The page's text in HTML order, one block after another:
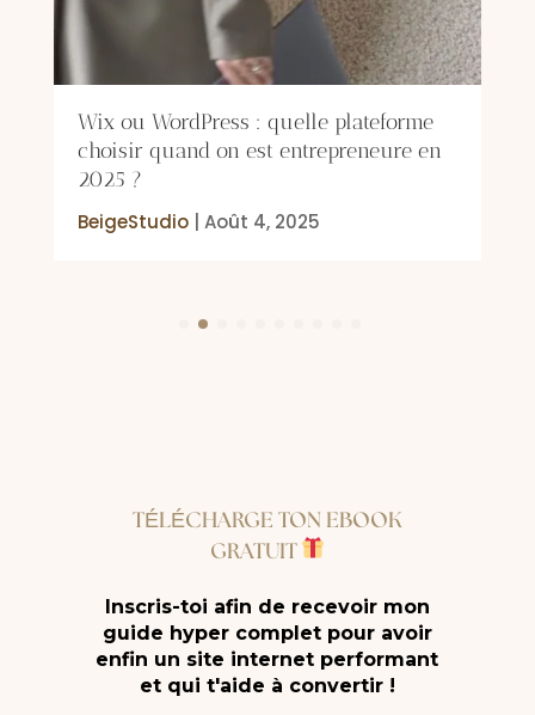
Wix ou WordPress : quelle plateforme
choisir quand on est entrepreneure en
2025 ?
BeigeStudio Août 4, 2025
TÉLÉCHARGE TON EBOOK
GRATUIT
Inscris-toi afin de recevoir mon
guide hyper complet pour avoir
enfin un site internet performant
et qui t'aide à convertir !